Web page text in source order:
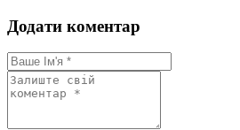
Додати коментар